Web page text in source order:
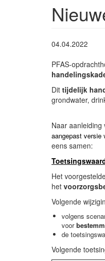
04.04.2022
PFAS-
Dit tijdelijk
grondwater,
Naar aanleiding
aangepast versie
eens samen:
Het
het
Volgende
volgens
voor
de
Volgende